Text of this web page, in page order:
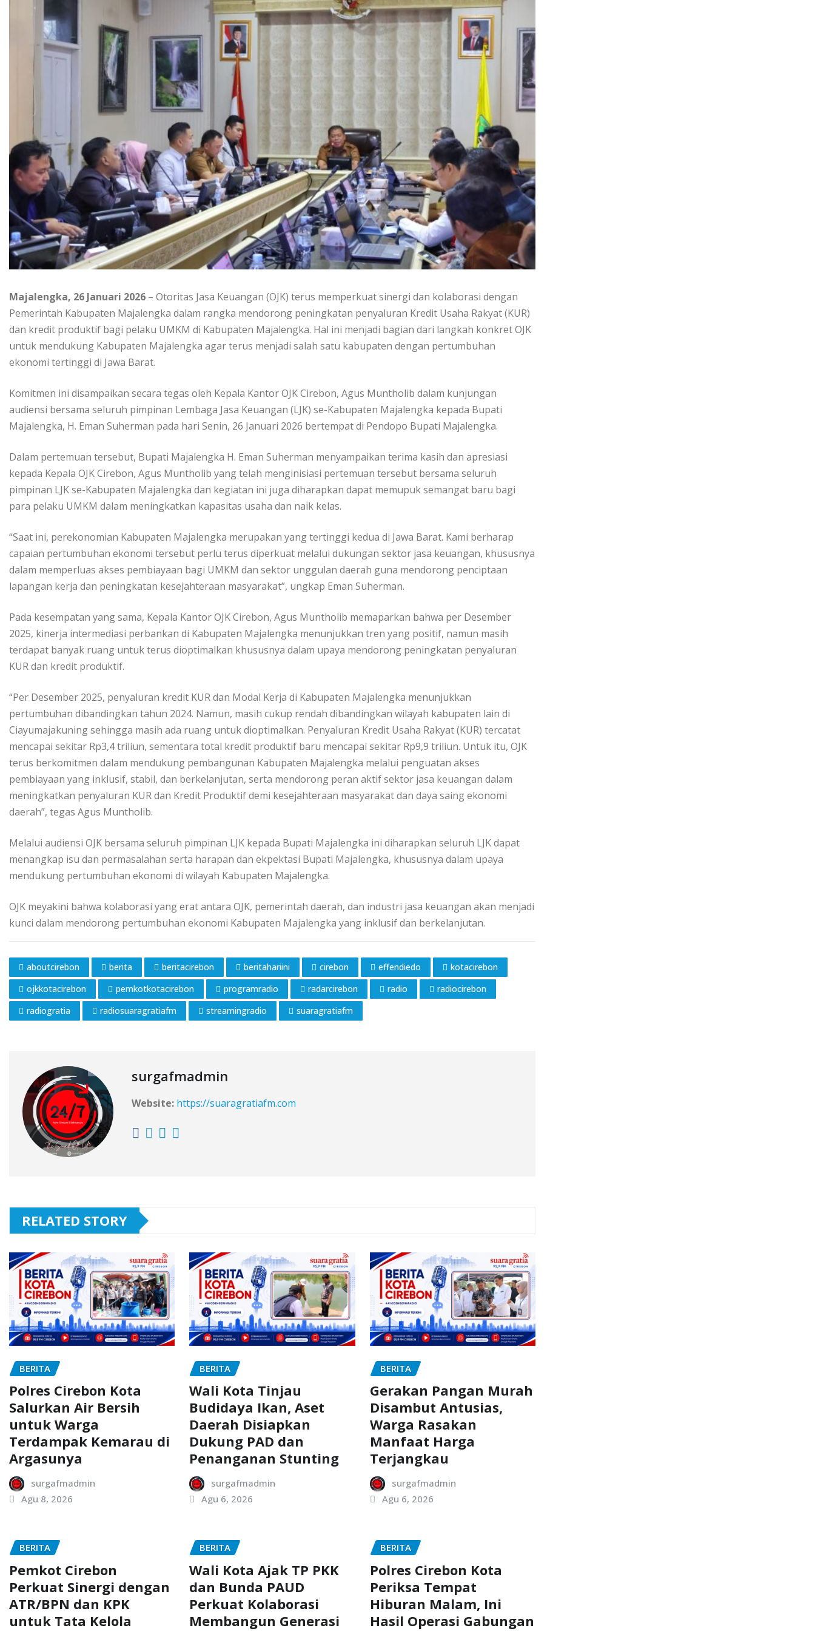
Majalengka, 26 Januari 2026 – Otoritas Jasa Keuangan (OJK) terus memperkuat sinergi dan kolaborasi dengan
Pemerintah Kabupaten Majalengka dalam rangka mendorong peningkatan penyaluran Kredit Usaha Rakyat (KUR)
dan kredit produktif bagi pelaku UMKM di Kabupaten Majalengka. Hal ini menjadi bagian dari langkah konkret OJK
untuk mendukung Kabupaten Majalengka agar terus menjadi salah satu kabupaten dengan pertumbuhan
ekonomi tertinggi di Jawa Barat.
Komitmen ini disampaikan secara tegas oleh Kepala Kantor OJK Cirebon, Agus Muntholib dalam kunjungan
audiensi bersama seluruh pimpinan Lembaga Jasa Keuangan (LJK) se-Kabupaten Majalengka kepada Bupati
Majalengka, H. Eman Suherman pada hari Senin, 26 Januari 2026 bertempat di Pendopo Bupati Majalengka.
Dalam pertemuan tersebut, Bupati Majalengka H. Eman Suherman menyampaikan terima kasih dan apresiasi
kepada Kepala OJK Cirebon, Agus Muntholib yang telah menginisiasi pertemuan tersebut bersama seluruh
pimpinan LJK se-Kabupaten Majalengka dan kegiatan ini juga diharapkan dapat memupuk semangat baru bagi
para pelaku UMKM dalam meningkatkan kapasitas usaha dan naik kelas.
“Saat ini, perekonomian Kabupaten Majalengka merupakan yang tertinggi kedua di Jawa Barat. Kami berharap
capaian pertumbuhan ekonomi tersebut perlu terus diperkuat melalui dukungan sektor jasa keuangan, khususnya
dalam memperluas akses pembiayaan bagi UMKM dan sektor unggulan daerah guna mendorong penciptaan
lapangan kerja dan peningkatan kesejahteraan masyarakat”, ungkap Eman Suherman.
Pada kesempatan yang sama, Kepala Kantor OJK Cirebon, Agus Muntholib memaparkan bahwa per Desember
2025, kinerja intermediasi perbankan di Kabupaten Majalengka menunjukkan tren yang positif, namun masih
terdapat banyak ruang untuk terus dioptimalkan khususnya dalam upaya mendorong peningkatan penyaluran
KUR dan kredit produktif.
“Per Desember 2025, penyaluran kredit KUR dan Modal Kerja di Kabupaten Majalengka menunjukkan
pertumbuhan dibandingkan tahun 2024. Namun, masih cukup rendah dibandingkan wilayah kabupaten lain di
Ciayumajakuning sehingga masih ada ruang untuk dioptimalkan. Penyaluran Kredit Usaha Rakyat (KUR) tercatat
mencapai sekitar Rp3,4 triliun, sementara total kredit produktif baru mencapai sekitar Rp9,9 triliun. Untuk itu, OJK
terus berkomitmen dalam mendukung pembangunan Kabupaten Majalengka melalui penguatan akses
pembiayaan yang inklusif, stabil, dan berkelanjutan, serta mendorong peran aktif sektor jasa keuangan dalam
meningkatkan penyaluran KUR dan Kredit Produktif demi kesejahteraan masyarakat dan daya saing ekonomi
daerah”, tegas Agus Muntholib.
Melalui audiensi OJK bersama seluruh pimpinan LJK kepada Bupati Majalengka ini diharapkan seluruh LJK dapat
menangkap isu dan permasalahan serta harapan dan ekpektasi Bupati Majalengka, khususnya dalam upaya
mendukung pertumbuhan ekonomi di wilayah Kabupaten Majalengka.
OJK meyakini bahwa kolaborasi yang erat antara OJK, pemerintah daerah, dan industri jasa keuangan akan menjadi
kunci dalam mendorong pertumbuhan ekonomi Kabupaten Majalengka yang inklusif dan berkelanjutan.
aboutcirebon berita beritacirebon beritahariini cirebon effendiedo
kotacirebon
ojkkotacirebon
pemkotkotacirebon programradio radarcirebon radio
radiocirebon
radiogratia
radiosuaragratiafm streamingradio suaragratiafm
surgafmadmin
Website: https://suaragratiafm.com
RELATED STORY
BERITA
Polres Cirebon Kota
Salurkan Air Bersih
untuk Warga
Terdampak Kemarau di
Argasunya
surgafmadmin
Agu 8, 2026
BERITA
Wali Kota Tinjau
Budidaya Ikan, Aset
Daerah Disiapkan
Dukung PAD dan
Penanganan Stunting
surgafmadmin
Agu 6, 2026
BERITA
Gerakan Pangan Murah
Disambut Antusias,
Warga Rasakan
Manfaat Harga
Terjangkau
surgafmadmin
Agu 6, 2026
BERITA
Pemkot Cirebon
Perkuat Sinergi dengan
ATR/BPN dan KPK
untuk Tata Kelola
BERITA
Wali Kota Ajak TP PKK
dan Bunda PAUD
Perkuat Kolaborasi
Membangun Generasi
BERITA
Polres Cirebon Kota
Periksa Tempat
Hiburan Malam, Ini
Hasil Operasi Gabungan